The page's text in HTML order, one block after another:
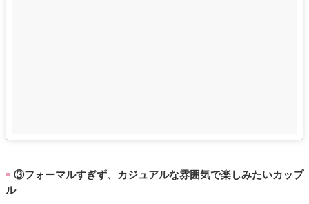
■ ③フォーマルすぎず、カジュアルな雰囲気で楽しみたいカップ
ル